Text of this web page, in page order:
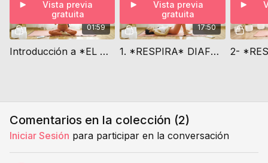
01:59
Vista previa
gratuita
Introducción a *EL ARTE DE RESPIRAR* (pranayama)
17:50
Vista previa
gratuita
1. *RESPIRA* DIAFRAGMANTICA
Comentarios en la colección (2)
Iniciar Sesión para participar en la conversación